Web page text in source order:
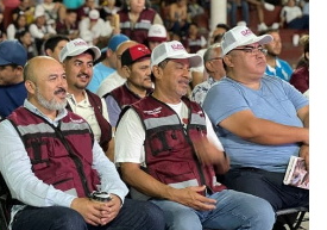
A Wilber Armando Colmenares Márquez,
Madero Exige Aclarar Sustento Legal De Las
Enfrenta Una Emergencia Ambiental Por
Plan Para Construir Estadio De Tritones Vallarta;
Concesiones De Taxis En Puerto Vallarta, ¿para
Cuatro Personas Tras Explosión De Una Pipa En
Lleva El Mensaje De La Cuarta
180 Crías De Iguana Verde En El Estero El Salado
Participa En Los PriceAgencies Awards